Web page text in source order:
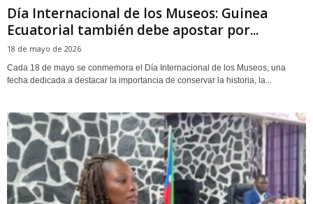
Día Internacional de los Museos: Guinea
Ecuatorial también debe apostar por...
18 de mayo de 2026
Cada 18 de mayo se conmemora el Día Internacional de los Museos, una
fecha dedicada a destacar la importancia de conservar la historia, la...